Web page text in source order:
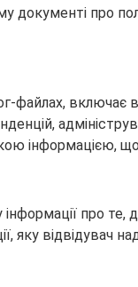
про
файлах, включає
інформацією,
про те,
яку відвідувач